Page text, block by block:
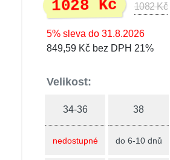
1028 Kč 1082 Kč
5% sleva do 31.8.2026
849,59 Kč bez DPH 21%
Velikost:
34-36
nedostupné
38
do 6-10 dnů